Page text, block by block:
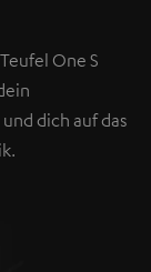
One S
dich auf das